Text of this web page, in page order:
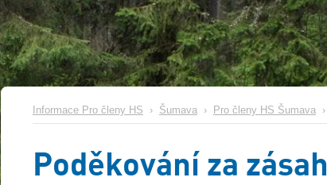
Informace Pro členy HS › Šumava › Pro členy HS Šumava ›
Poděkování za zásah